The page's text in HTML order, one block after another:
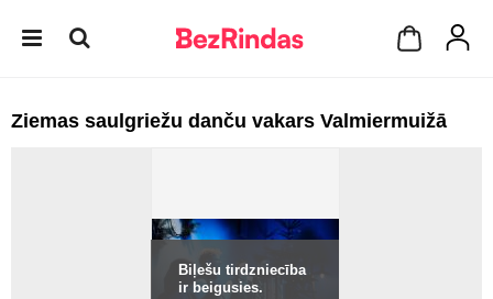
Ziemas saulgriežu danču vakars Valmiermuižā
Biļešu tirdzniecība
ir beigusies.